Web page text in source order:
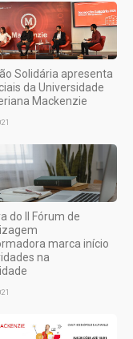
Solidária apresenta
da Universidade
Mackenzie
do II Fórum de
marca início
na